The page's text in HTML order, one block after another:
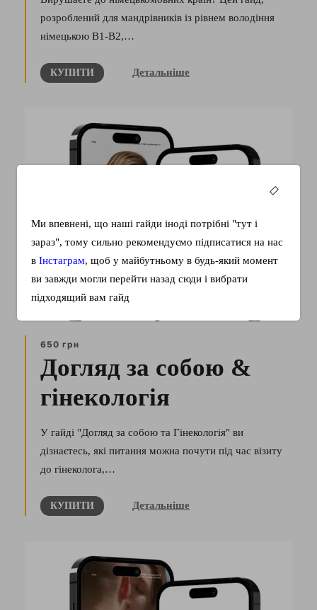
розроблений для мандрівників із рівнем володіння
німецькою В1-В2,…
КУПИТИ Детальніше
650 грн
Догляд за собою &
гінекологія
У гайді "Догляд за собою та Гінекологія" ви
дізнаєтесь, які питання можна почути під час візиту
до гінеколога,…
КУПИТИ Детальніше
Ми впевнені, що наші гайди іноді потрібні "тут і
зараз", тому сильно рекомендуємо підписатися на нас
в Інстаграм, щоб у майбутньому в будь-який момент
ви завжди могли перейти назад сюди і вибрати
підходящий вам гайд